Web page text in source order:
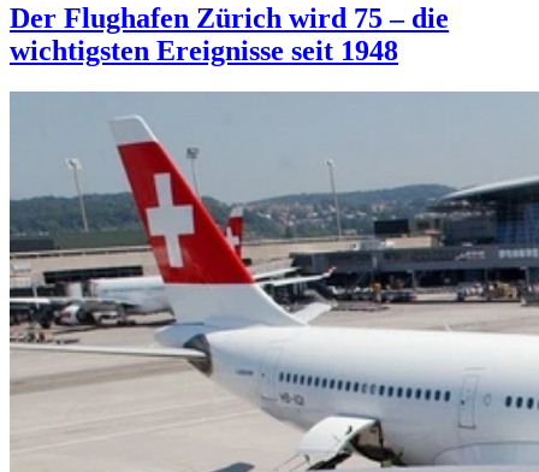
Der Flughafen Zürich wird 75 – die
wichtigsten Ereignisse seit 1948